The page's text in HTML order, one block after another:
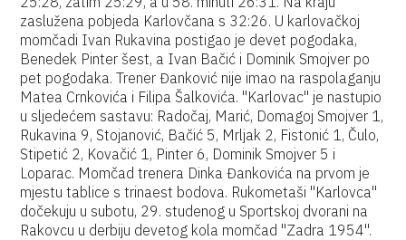
zaslužena pobjeda Karlovčana s 32:26. U karlovačkoj
momčadi Ivan Rukavina postigao je devet pogodaka,
Benedek Pinter šest, a Ivan Bačić i Dominik Smojver po
pet pogodaka. Trener Đanković nije imao na raspolaganju
Matea Crnkovića i Filipa Šalkovića. "Karlovac" je nastupio
u sljedećem sastavu: Radočaj, Marić, Domagoj Smojver 1,
Rukavina 9, Stojanović, Bačić 5, Mrljak 2, Fistonić 1, Čulo,
Stipetić 2, Kovačić 1, Pinter 6, Dominik Smojver 5 i
Loparac. Momčad trenera Dinka Đankovića na prvom je
mjestu tablice s trinaest bodova. Rukometaši "Karlovca"
dočekuju u subotu, 29. studenog u Sportskoj dvorani na
Rakovcu u derbiju devetog kola momčad "Zadra 1954".